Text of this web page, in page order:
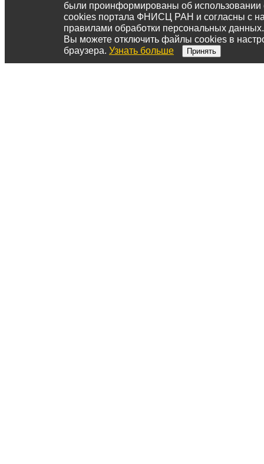
были проинформированы об
cookies портала ФНИСЦ РАН и согласны с
правилами обработки персональных данных.
Вы можете отключить файлы cookies в
браузера. Узнать больше Принять